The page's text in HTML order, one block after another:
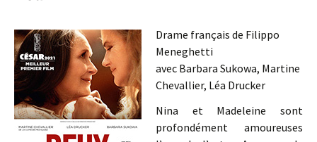
Drame français de Filippo
Meneghetti
avec Barbara Sukowa, Martine
Chevallier, Léa Drucker
Nina et Madeleine sont
profondément amoureuses